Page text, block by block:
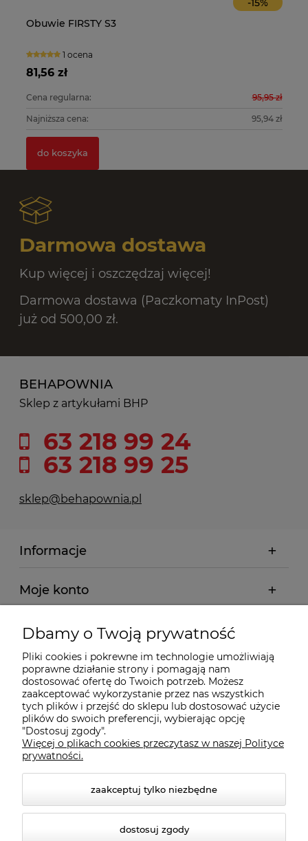
-15%
Obuwie FIRSTY S3
1 ocena
81,56 zł
Cena regularna: 95,95 zł
Najniższa cena: 95,94 zł
do koszyka
Darmowa dostawa
Kup więcej i oszczędzaj więcej!
Darmowa dostawa (Paczkomaty InPost)
już od 500,00 zł.
BEHAPOWNIA
Sklep z artykułami BHP
63 218 99 24
63 218 99 25
sklep@behapownia.pl
Informacje
Moje konto
Płatności i dostawa
Wybrane Kategorie
Wybrane Marki
Wiedza o BHP
Dbamy o Twoją prywatność
Pliki cookies i pokrewne im technologie umożliwiają
poprawne działanie strony i pomagają nam
dostosować ofertę do Twoich potrzeb. Możesz
zaakceptować wykorzystanie przez nas wszystkich
tych plików i przejść do sklepu lub dostosować użycie
plików do swoich preferencji, wybierając opcję
"Dostosuj zgody".
Więcej o plikach cookies przeczytasz w naszej Polityce
prywatności.
zaakceptuj tylko niezbędne
dostosuj zgody